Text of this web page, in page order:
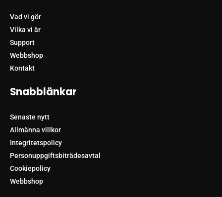
Vad vi gör
Vilka vi är
Support
Webbshop
Kontakt
Snabblänkar
Senaste nytt
Allmänna villkor
Integritetspolicy
Personuppgiftsbiträdesavtal
Cookiepolicy
Webbshop